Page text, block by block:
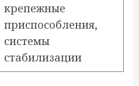
крепежные
приспособления,
системы
стабилизации